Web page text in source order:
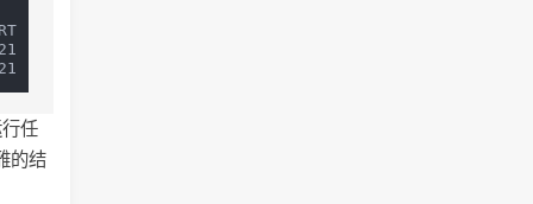
COMMAND
0:00 top
任
的结